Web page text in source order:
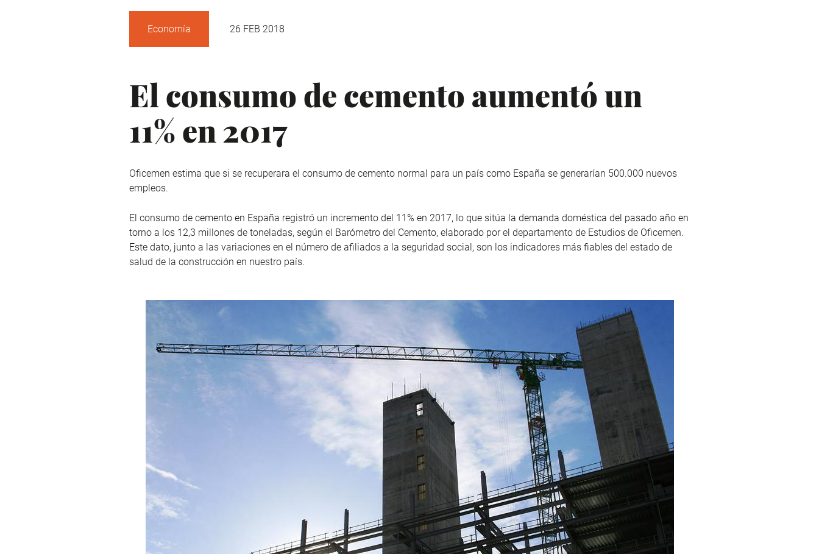
Economía 26 FEB 2018
El consumo de cemento aumentó un
11% en 2017
Oficemen estima que si se recuperara el consumo de cemento normal para un país como España se generarían 500.000 nuevos
empleos.
El consumo de cemento en España registró un incremento del 11% en 2017, lo que sitúa la demanda doméstica del pasado año en
torno a los 12,3 millones de toneladas, según el Barómetro del Cemento, elaborado por el departamento de Estudios de Oficemen.
Este dato, junto a las variaciones en el número de afiliados a la seguridad social, son los indicadores más fiables del estado de
salud de la construcción en nuestro país.